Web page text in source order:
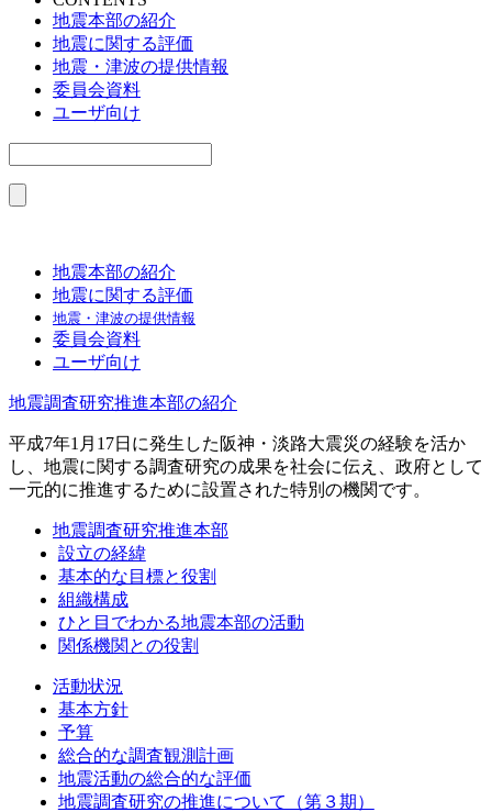
地震本部の紹介
地震に関する評価
地震・津波の提供情報
委員会資料
ユーザ向け
地震本部の紹介
地震に関する評価
地震・津波の提供情報
委員会資料
ユーザ向け
地震調査研究推進本部の紹介
平成7年1月17日に発生した阪神・淡路大震災の経験を活か
し、地震に関する調査研究の成果を社会に伝え、政府として
一元的に推進するために設置された特別の機関です。
地震調査研究推進本部
設立の経緯
基本的な目標と役割
組織構成
ひと目でわかる地震本部の活動
関係機関との役割
活動状況
基本方針
予算
総合的な調査観測計画
地震活動の総合的な評価
地震調査研究の推進について（第３期）